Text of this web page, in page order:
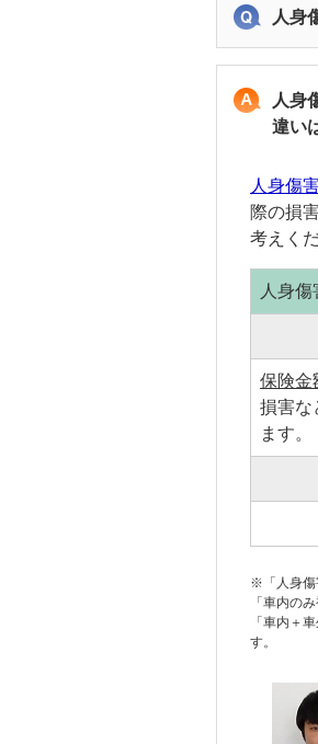
人身
人身
違い
人身傷
際の損
考えく
人身傷
保険金
損害な
ます。
※「 人身
「車内の
「車内＋
す。